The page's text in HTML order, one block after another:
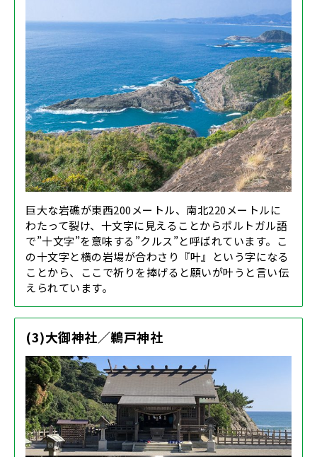
巨大な岩礁が東西200メートル、南北220メートルに
わたって裂け、十文字に見えることからポルトガル語
で”十文字”を意味する”クルス”と呼ばれています。こ
の十文字と横の岩場が合わさり『叶』という字になる
ことから、ここで祈りを捧げると願いが叶うと言い伝
えられています。
(3)大御神社／鵜戸神社